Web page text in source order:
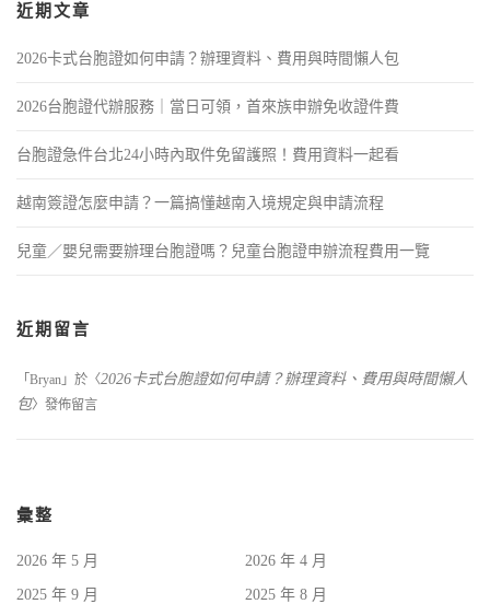
近期文章
2026卡式台胞證如何申請？辦理資料、費用與時間懶人包
2026台胞證代辦服務｜當日可領，首來族申辦免收證件費
台胞證急件台北24小時內取件免留護照！費用資料一起看
越南簽證怎麼申請？一篇搞懂越南入境規定與申請流程
兒童／嬰兒需要辦理台胞證嗎？兒童台胞證申辦流程費用一覽
近期留言
「 Bryan 」於〈2026卡式台胞證如何申請？辦理資料、費用與時間懶人
包〉發佈留言
彙整
2026 年 5 月 2026 年 4 月
2025 年 9 月 2025 年 8 月